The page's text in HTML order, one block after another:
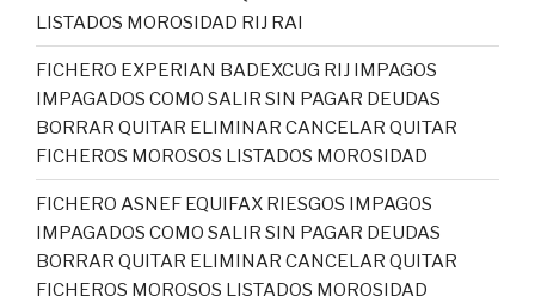
LISTADOS MOROSIDAD RIJ RAI
FICHERO EXPERIAN BADEXCUG RIJ IMPAGOS
IMPAGADOS COMO SALIR SIN PAGAR DEUDAS
BORRAR QUITAR ELIMINAR CANCELAR QUITAR
FICHEROS MOROSOS LISTADOS MOROSIDAD
FICHERO ASNEF EQUIFAX RIESGOS IMPAGOS
IMPAGADOS COMO SALIR SIN PAGAR DEUDAS
BORRAR QUITAR ELIMINAR CANCELAR QUITAR
FICHEROS MOROSOS LISTADOS MOROSIDAD